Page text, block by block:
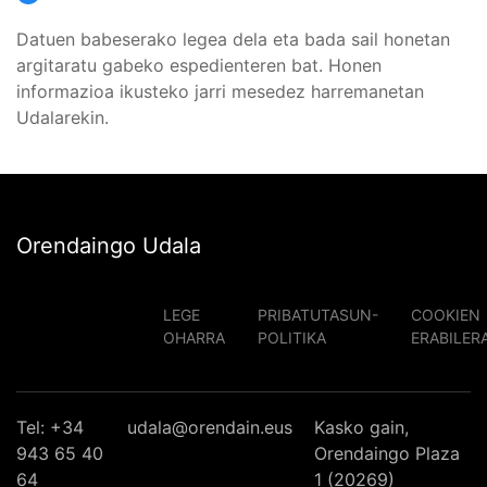
Datuen babeserako legea dela eta bada sail honetan
argitaratu gabeko espedienteren bat. Honen
informazioa ikusteko jarri mesedez harremanetan
Udalarekin.
Orendaingo Udala
LEGE
OHARRA
PRIBATUTASUN-
POLITIKA
COOKIEN
Tel: +34
943 65 40
64
udala@orendain.eus
Kasko gain,
Orendaingo Plaza
1 (20269)